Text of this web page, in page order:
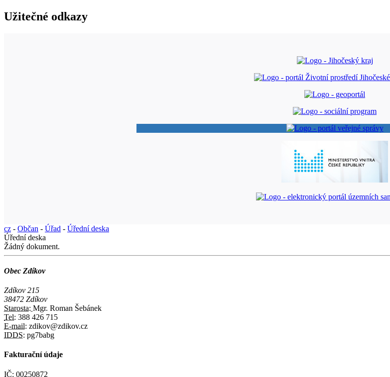
Užitečné odkazy
cz - Občan - Úřad - Úřední deska
Úřední deska
Žádný dokument.
Obec Zdíkov
Zdíkov 215
38472 Zdíkov
Starosta: Mgr. Roman Šebánek
Tel: 388 426 715
E-mail: zdikov@zdikov.cz
IDDS: pg7babg
Fakturační údaje
IČ: 00250872